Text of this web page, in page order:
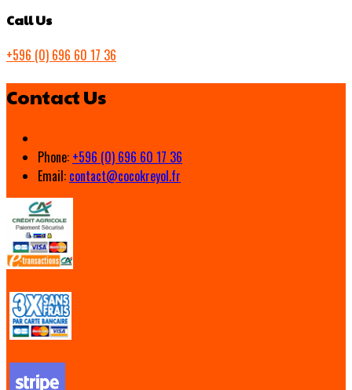
Call Us
+596 (0) 696 60 17 36
Contact Us
Phone: +596 (0) 696 60 17 36
Email: contact@cocokreyol.fr